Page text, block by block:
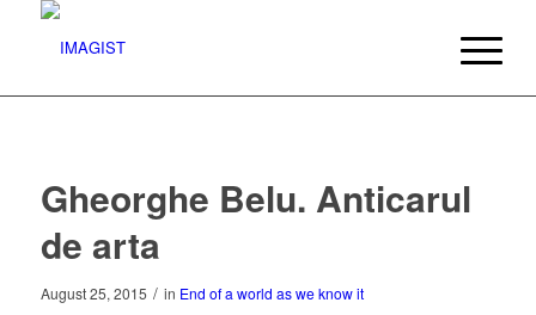
Gheorghe Belu. Anticarul
de arta
August 25, 2015 / in End of a world as we know it